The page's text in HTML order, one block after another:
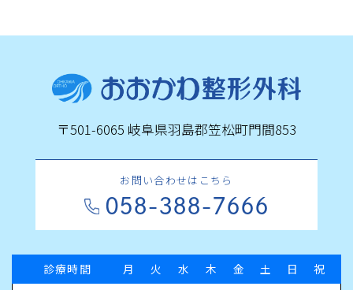
〒501-6065 岐阜県羽島郡笠松町門間853
お問い合わせはこちら
058-388-7666
診療時間 月 火 水 木 金 土 日 祝